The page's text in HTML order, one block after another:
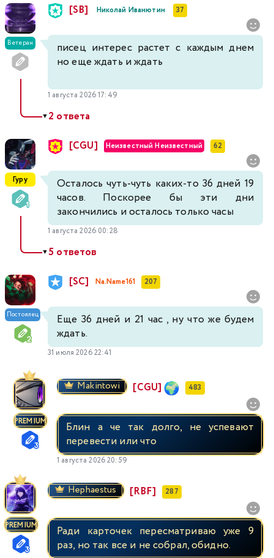
Ветеран
[SB] Николай Иванютин 37
писец интерес растет с каждым днем
но еще ждать и ждать
1 августа 2026 17:49
▼2 ответа
Гуру
[CGU] Неизвестный Неизвестный 62
Осталось чуть-чуть каких-то 36 дней 19
часов. Поскорее бы эти дни
закончились и осталось только часы
1 августа 2026 00:28
▼5 ответов
Постоялец
[SC] Na.Name161 207
Еще 36 дней и 21 час , ну что же будем
ждать.
31 июля 2026 22:41
PREMIUM
Makintowi [CGU] 483
Блин а че так долго, не успевают
перевести или что
1 августа 2026 20:59
PREMIUM
Hephaestus [RBF] 287
Ради карточек пересматриваю уже 9
раз, но так все и не собрал, обидно.